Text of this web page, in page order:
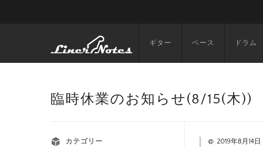
ギター ベース ドラム
臨時休業のお知らせ(8/15(木))
2019年8月14日
カテゴリー